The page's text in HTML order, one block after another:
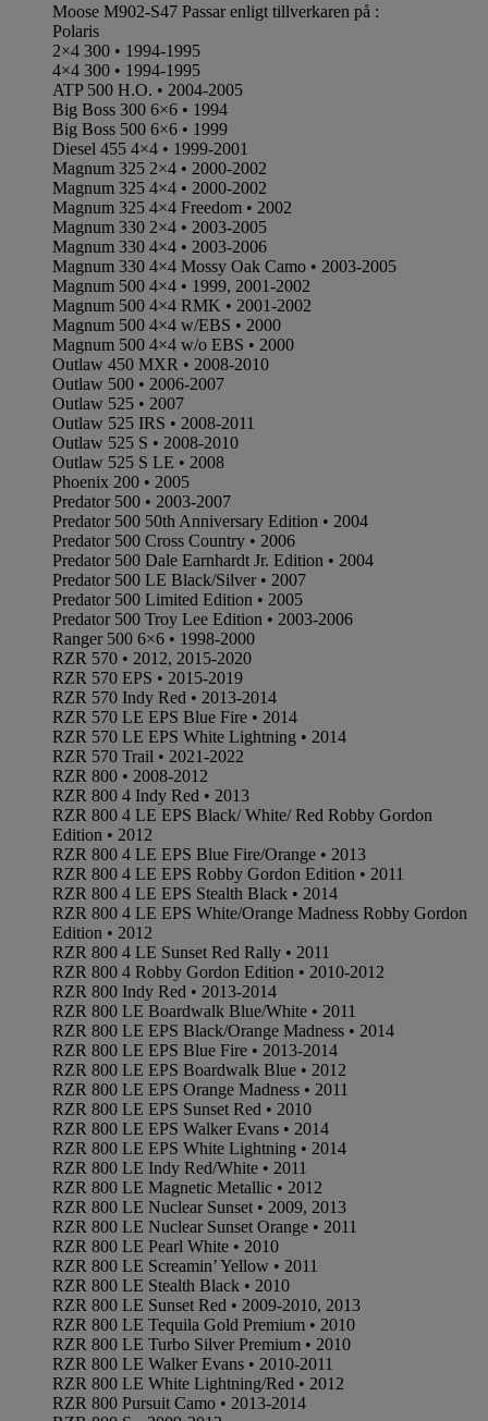
Moose M902-S47 Passar enligt tillverkaren på :
Polaris
2×4 300 • 1994-1995
4×4 300 • 1994-1995
ATP 500 H.O. • 2004-2005
Big Boss 300 6×6 • 1994
Big Boss 500 6×6 • 1999
Diesel 455 4×4 • 1999-2001
Magnum 325 2×4 • 2000-2002
Magnum 325 4×4 • 2000-2002
Magnum 325 4×4 Freedom • 2002
Magnum 330 2×4 • 2003-2005
Magnum 330 4×4 • 2003-2006
Magnum 330 4×4 Mossy Oak Camo • 2003-2005
Magnum 500 4×4 • 1999, 2001-2002
Magnum 500 4×4 RMK • 2001-2002
Magnum 500 4×4 w/EBS • 2000
Magnum 500 4×4 w/o EBS • 2000
Outlaw 450 MXR • 2008-2010
Outlaw 500 • 2006-2007
Outlaw 525 • 2007
Outlaw 525 IRS • 2008-2011
Outlaw 525 S • 2008-2010
Outlaw 525 S LE • 2008
Phoenix 200 • 2005
Predator 500 • 2003-2007
Predator 500 50th Anniversary Edition • 2004
Predator 500 Cross Country • 2006
Predator 500 Dale Earnhardt Jr. Edition • 2004
Predator 500 LE Black/Silver • 2007
Predator 500 Limited Edition • 2005
Predator 500 Troy Lee Edition • 2003-2006
Ranger 500 6×6 • 1998-2000
RZR 570 • 2012, 2015-2020
RZR 570 EPS • 2015-2019
RZR 570 Indy Red • 2013-2014
RZR 570 LE EPS Blue Fire • 2014
RZR 570 LE EPS White Lightning • 2014
RZR 570 Trail • 2021-2022
RZR 800 • 2008-2012
RZR 800 4 Indy Red • 2013
RZR 800 4 LE EPS Black/ White/ Red Robby Gordon
Edition • 2012
RZR 800 4 LE EPS Blue Fire/Orange • 2013
RZR 800 4 LE EPS Robby Gordon Edition • 2011
RZR 800 4 LE EPS Stealth Black • 2014
RZR 800 4 LE EPS White/Orange Madness Robby Gordon
Edition • 2012
RZR 800 4 LE Sunset Red Rally • 2011
RZR 800 4 Robby Gordon Edition • 2010-2012
RZR 800 Indy Red • 2013-2014
RZR 800 LE Boardwalk Blue/White • 2011
RZR 800 LE EPS Black/Orange Madness • 2014
RZR 800 LE EPS Blue Fire • 2013-2014
RZR 800 LE EPS Boardwalk Blue • 2012
RZR 800 LE EPS Orange Madness • 2011
RZR 800 LE EPS Sunset Red • 2010
RZR 800 LE EPS Walker Evans • 2014
RZR 800 LE EPS White Lightning • 2014
RZR 800 LE Indy Red/White • 2011
RZR 800 LE Magnetic Metallic • 2012
RZR 800 LE Nuclear Sunset • 2009, 2013
RZR 800 LE Nuclear Sunset Orange • 2011
RZR 800 LE Pearl White • 2010
RZR 800 LE Screamin’ Yellow • 2011
RZR 800 LE Stealth Black • 2010
RZR 800 LE Sunset Red • 2009-2010, 2013
RZR 800 LE Tequila Gold Premium • 2010
RZR 800 LE Turbo Silver Premium • 2010
RZR 800 LE Walker Evans • 2010-2011
RZR 800 LE White Lightning/Red • 2012
RZR 800 Pursuit Camo • 2013-2014